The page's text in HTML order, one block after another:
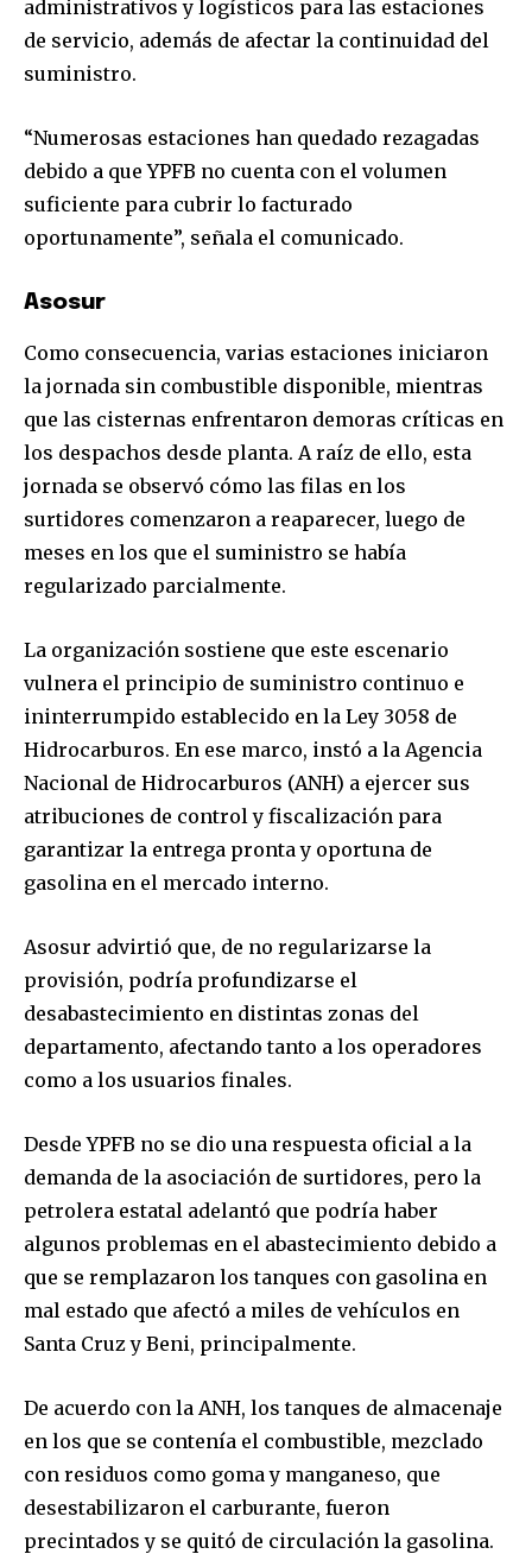
administrativos y logísticos para las estaciones
de servicio, además de afectar la continuidad del
suministro.
“Numerosas estaciones han quedado rezagadas
debido a que YPFB no cuenta con el volumen
suficiente para cubrir lo facturado
oportunamente”, señala el comunicado.
Asosur
Como consecuencia, varias estaciones iniciaron
la jornada sin combustible disponible, mientras
que las cisternas enfrentaron demoras críticas en
los despachos desde planta. A raíz de ello, esta
jornada se observó cómo las filas en los
surtidores comenzaron a reaparecer, luego de
meses en los que el suministro se había
regularizado parcialmente.
La organización sostiene que este escenario
vulnera el principio de suministro continuo e
ininterrumpido establecido en la Ley 3058 de
Hidrocarburos. En ese marco, instó a la Agencia
Nacional de Hidrocarburos (ANH) a ejercer sus
atribuciones de control y fiscalización para
garantizar la entrega pronta y oportuna de
gasolina en el mercado interno.
Asosur advirtió que, de no regularizarse la
provisión, podría profundizarse el
desabastecimiento en distintas zonas del
departamento, afectando tanto a los operadores
como a los usuarios finales.
Desde YPFB no se dio una respuesta oficial a la
demanda de la asociación de surtidores, pero la
petrolera estatal adelantó que podría haber
algunos problemas en el abastecimiento debido a
que se remplazaron los tanques con gasolina en
mal estado que afectó a miles de vehículos en
Santa Cruz y Beni, principalmente.
De acuerdo con la ANH, los tanques de almacenaje
en los que se contenía el combustible, mezclado
con residuos como goma y manganeso, que
desestabilizaron el carburante, fueron
precintados y se quitó de circulación la gasolina.